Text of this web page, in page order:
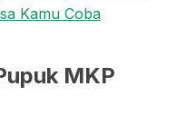
Kamu Coba
MKP